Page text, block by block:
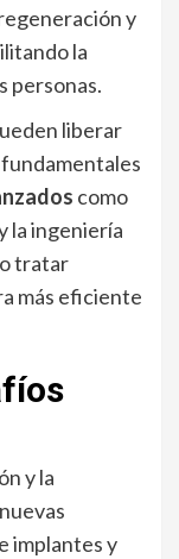
y
la
personas.
liberar
como
la ingeniería
tratar
más eficiente
y la
implantes y